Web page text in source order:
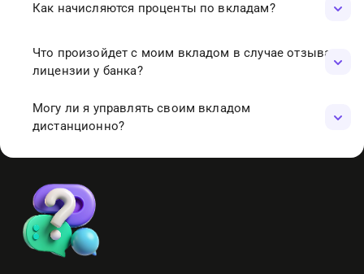
США. Однако условия по таким вкладам могут
Как начисляются проценты по вкладам?
Проценты могут начисляться ежемесячно или в конце
срока вклада, в зависимости от выбранного
доход.
Что произойдет с моим вкладом в случае отзыва
лицензии у банка?
В случае отзыва лицензии у банка, Агентство по
страхованию вкладов гарантирует выплату
вкладчика.
Могу ли я управлять своим вкладом
дистанционно?
Да, с помощью мобильного приложения
вкладами, просматривать баланс, пополнять счёт
или снимать средства в любое время.